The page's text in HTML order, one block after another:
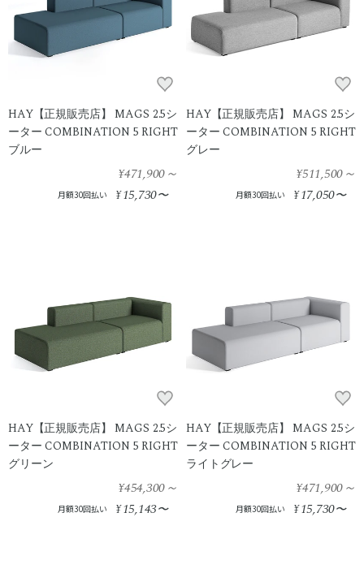
HAY【正規販売店】 MAGS 2.5シ
ーター COMBINATION 5 RIGHT
ブルー
¥471,900～
月額30回払い ¥15,730〜
HAY【正規販売店】 MAGS 2.5シ
ーター COMBINATION 5 RIGHT
グレー
¥511,500～
月額30回払い ¥17,050〜
HAY【正規販売店】 MAGS 2.5シ
ーター COMBINATION 5 RIGHT
グリーン
¥454,300～
月額30回払い ¥15,143〜
HAY【正規販売店】 MAGS 2.5シ
ーター COMBINATION 5 RIGHT
ライトグレー
¥471,900～
月額30回払い ¥15,730〜